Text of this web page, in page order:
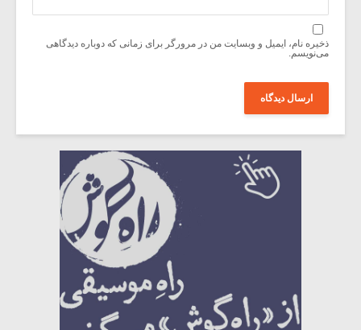
ذخیره نام، ایمیل و وبسایت من در مرورگر برای زمانی که دوباره دیدگاهی
می‌نویسم.